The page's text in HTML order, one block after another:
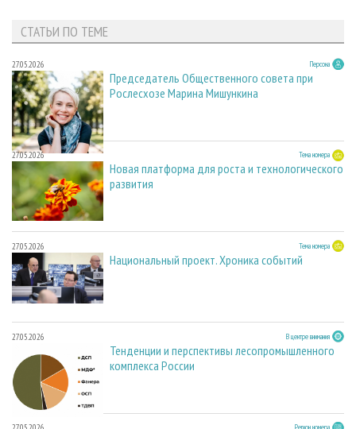
СТАТЬИ ПО ТЕМЕ
27.05.2026 Персона
Председатель Общественного совета при
Рослесхозе Марина Мишункина
27.05.2026 Тема номера
Новая платформа для роста и технологического
развития
27.05.2026 Тема номера
Национальный проект. Хроника событий
27.05.2026 В центре внимания
Тенденции и перспективы лесопромышленного
комплекса России